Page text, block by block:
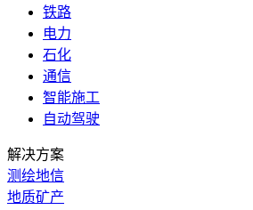
铁路
电力
石化
通信
智能施工
自动驾驶
解决方案
测绘地信
地质矿产